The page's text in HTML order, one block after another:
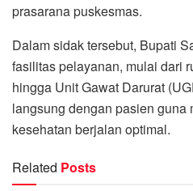
prasarana puskesmas.
Dalam sidak tersebut, Bupati
fasilitas pelayanan, mulai dari
hingga Unit Gawat Darurat
langsung dengan pasien guna
kesehatan berjalan optimal.
Related Posts